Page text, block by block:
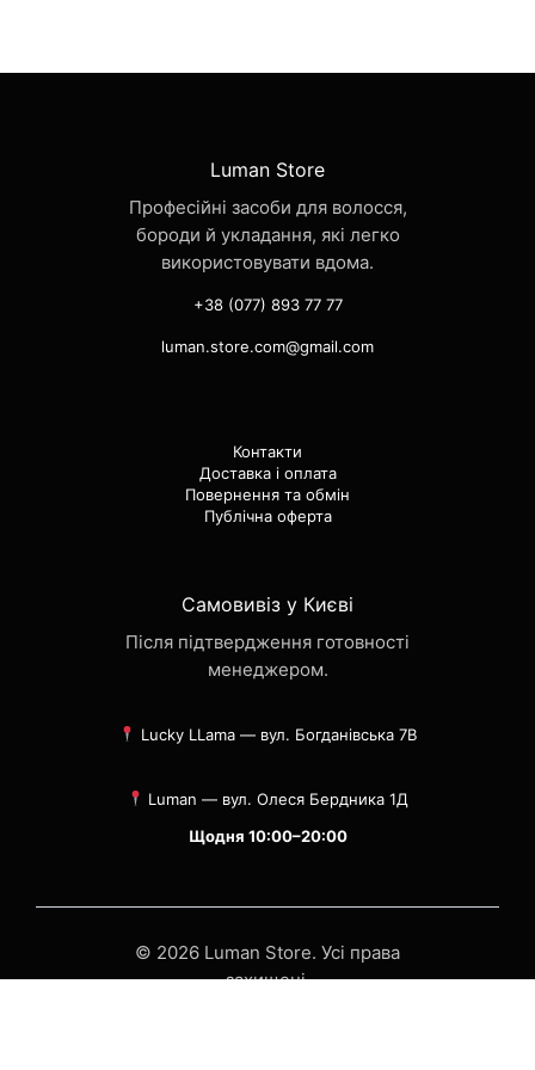
Luman Store
Професійні засоби для волосся,
бороди й укладання, які легко
використовувати вдома.
+38 (077) 893 77 77
luman.store.com@gmail.com
Контакти
Доставка і оплата
Повернення та обмін
Публічна оферта
Самовивіз у Києві
Після підтвердження готовності
менеджером.
Lucky LLama — вул. Богданівська 7В
Luman — вул. Олеся Бердника 1Д
Щодня 10:00–20:00
© 2026 Luman Store. Усі права
захищені.